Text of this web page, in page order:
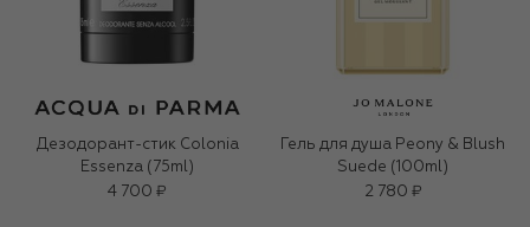
Дезодорант-стик Colonia
Essenza (75ml)
4 700 ₽
Гель для душа Peony & Blush
Suede (100ml)
2 780 ₽